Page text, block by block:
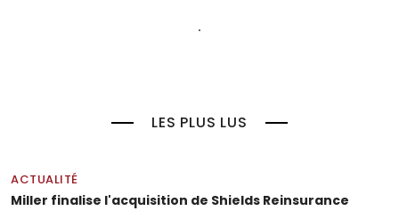
LES PLUS LUS
ACTUALITÉ
Miller finalise l'acquisition de Shields Reinsurance